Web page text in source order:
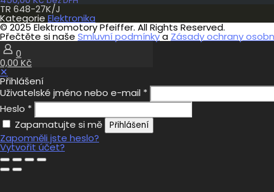
TR 648-27K/J
Kategorie Elektronika
© 2025 Elektromotory Pfeiffer. All Rights Reserved.
Přečtěte si naše Smluvní podmínkya Zásady ochrany
0
0,00 Kč
✕
Přihlášení
Uživatelské jméno nebo e-mail *
Heslo *
Zapamatujte si mě
Přihlášení
Zapomněli jste heslo?
Vytvořit účet?